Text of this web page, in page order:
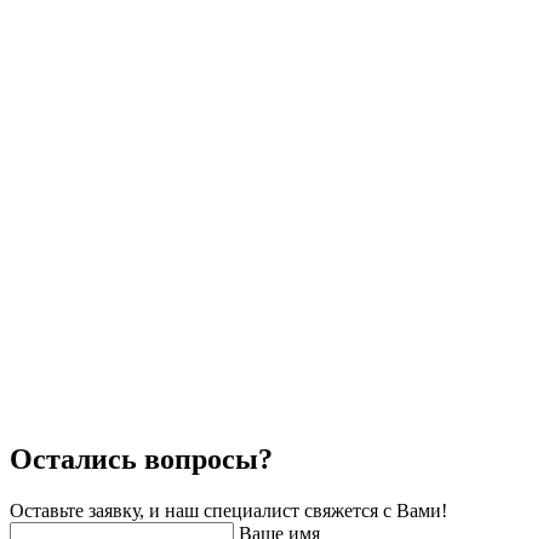
Остались вопросы?
Оставьте заявку, и наш специалист свяжется с Вами!
Ваше имя